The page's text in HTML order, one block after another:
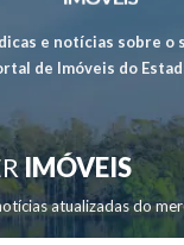
e notícias sobre
de Imóveis do
IMÓVEIS
atualizadas do